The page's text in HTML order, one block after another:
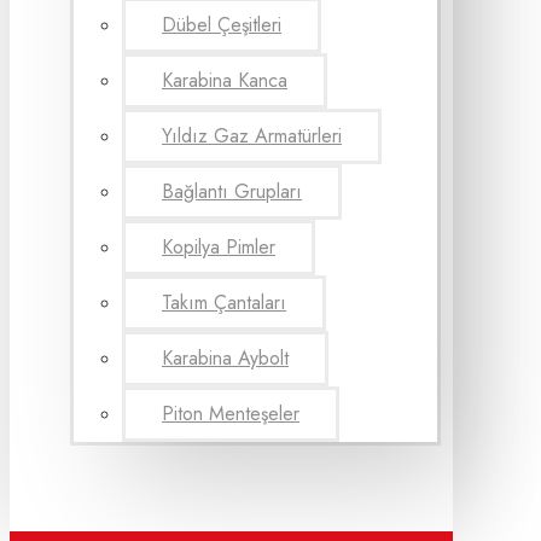
Dübel Çeşitleri
Karabina Kanca
Yıldız Gaz Armatürleri
Bağlantı Grupları
Kopilya Pimler
Takım Çantaları
Karabina Aybolt
Piton Menteşeler